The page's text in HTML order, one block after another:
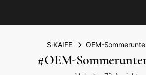
S·KAIFEI OEM-
#OEM-